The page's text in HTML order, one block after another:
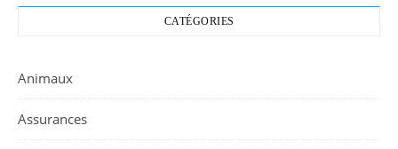
CATÉGORIES
Animaux
Assurances